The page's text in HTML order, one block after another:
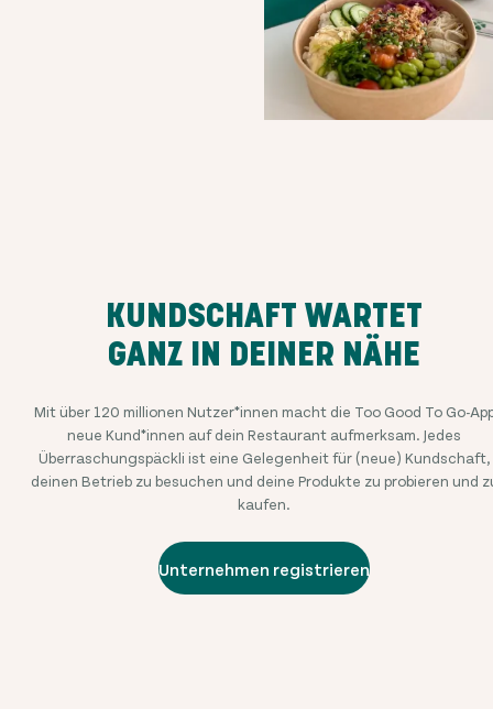
KUNDSCHAFT WARTET
GANZ IN DEINER NÄHE
Mit über 120 millionen Nutzer*innen macht die Too Good To Go-
neue Kund*innen auf dein Restaurant aufmerksam. Jedes
Überraschungspäckli ist eine Gelegenheit für (neue) Kundschaft,
deinen Betrieb zu besuchen und deine Produkte zu probieren und
kaufen.
Unternehmen registrieren